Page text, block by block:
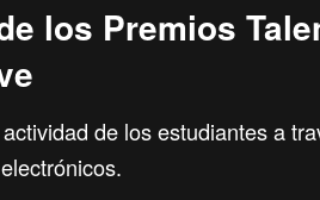
los Premios
de los estudiantes a